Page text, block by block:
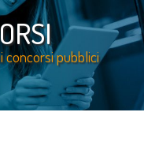
concorsi pubblici